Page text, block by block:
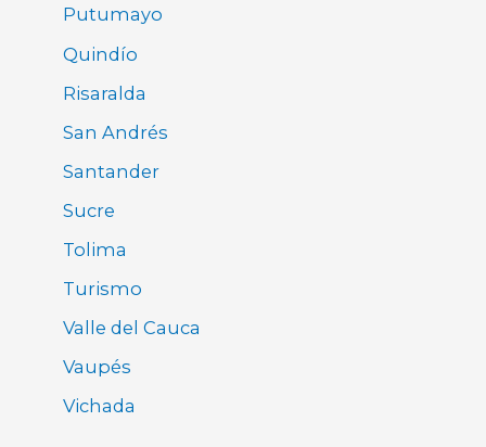
Putumayo
Quindío
Risaralda
San Andrés
Santander
Sucre
Tolima
Turismo
Valle del Cauca
Vaupés
Vichada